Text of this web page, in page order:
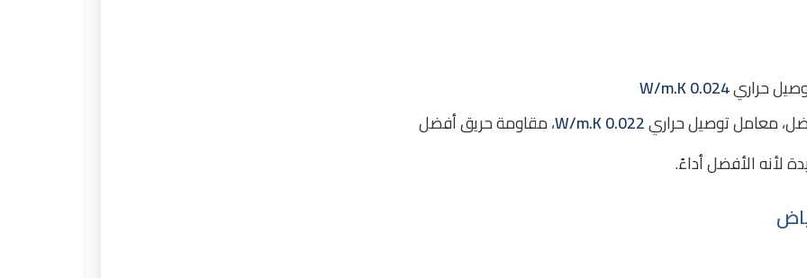
حراري0.024 W/m.K
معامل توصيل حراري0.022 W/m.K
، مقاومة حريق أفضل
لأنه الأفضل أداءً.